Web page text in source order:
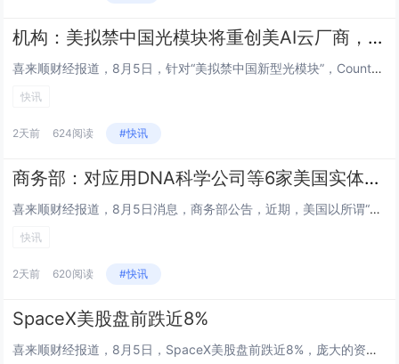
机构：美拟禁中国光模块将重创美AI云厂商，西方短期内根本无法替代
喜来顺财经报道，8月5日，针对“美拟禁中国新型光模块”，Counterpoint Research发文指出，美国的一项进...
快讯
2天前 624阅读 #快讯
商务部：对应用DNA科学公司等6家美国实体采取反制措施
喜来顺财经报道，8月5日消息，商务部公告，近期，美国以所谓“强迫劳动”为由制裁中国企业，严重违反国际法和国际关系基本准则...
快讯
2天前 620阅读 #快讯
SpaceX美股盘前跌近8%
喜来顺财经报道，8月5日，SpaceX美股盘前跌近8%，庞大的资本支出引发市场担忧。...